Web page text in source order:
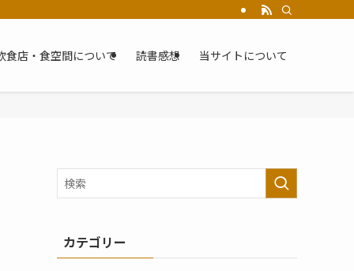
食店・食空間について 読書感想 当サイトについて
カテゴリー